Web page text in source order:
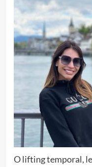
O lifting temporal,